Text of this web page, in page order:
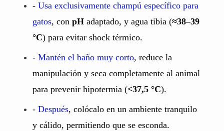
- Usa exclusivamente champú específico para
gatos, con pH adaptado, y agua tibia (≈38–39
°C) para evitar shock térmico.
- Mantén el baño muy corto, reduce la
manipulación y seca completamente al animal
para prevenir hipotermia (<37,5 °C).
- Después, colócalo en un ambiente tranquilo
y cálido, permitiendo que se esconda.